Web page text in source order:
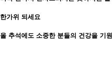
한가위 되세요
올 추석에도 소중한 분들의 건강을 기